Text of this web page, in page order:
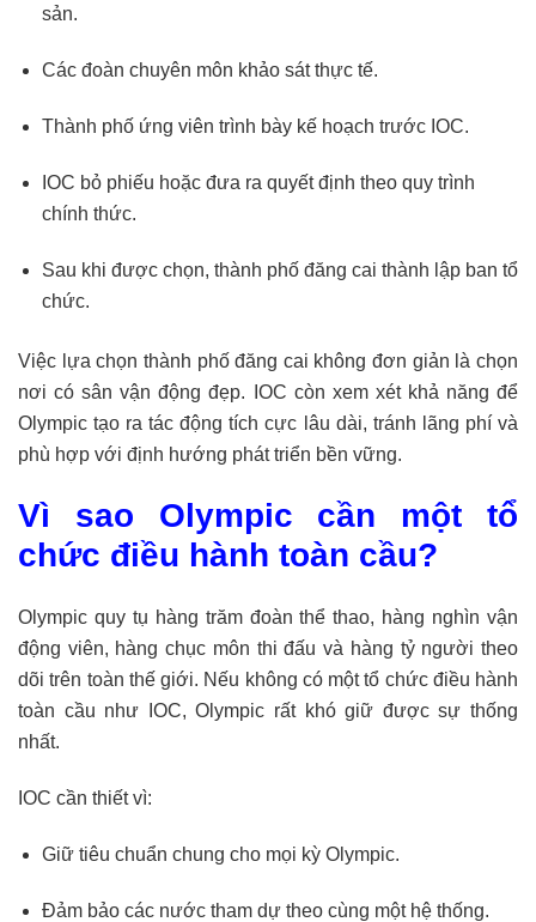
sản.
Các đoàn chuyên môn khảo sát thực tế.
Thành phố ứng viên trình bày kế hoạch trước IOC.
IOC bỏ phiếu hoặc đưa ra quyết định theo quy trình
chính thức.
Sau khi được chọn, thành phố đăng cai thành lập ban tổ
chức.
Việc lựa chọn thành phố đăng cai không đơn giản là chọn
nơi có sân vận động đẹp. IOC còn xem xét khả năng để
Olympic tạo ra tác động tích cực lâu dài, tránh lãng phí và
phù hợp với định hướng phát triển bền vững.
Vì sao Olympic cần một tổ
chức điều hành toàn cầu?
Olympic quy tụ hàng trăm đoàn thể thao, hàng nghìn vận
động viên, hàng chục môn thi đấu và hàng tỷ người theo
dõi trên toàn thế giới. Nếu không có một tổ chức điều hành
toàn cầu như IOC, Olympic rất khó giữ được sự thống
nhất.
IOC cần thiết vì:
Giữ tiêu chuẩn chung cho mọi kỳ Olympic.
Đảm bảo các nước tham dự theo cùng một hệ thống.